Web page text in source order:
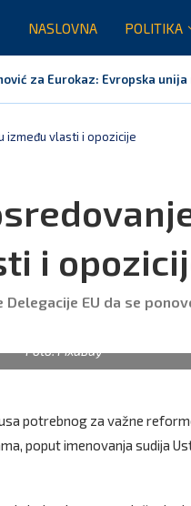
NASLOVNA POLITIKA
za Eurokaz: Evropska unija
između vlasti i opozicije
i
EU da se
Foto: Pixabay
potrebnog za važne
poput imenovanja sudija